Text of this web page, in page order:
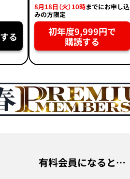
る
8月18日（火）10時までにお申し込
みの方限定
初年度9,999円で
購読する
有料会員になると…